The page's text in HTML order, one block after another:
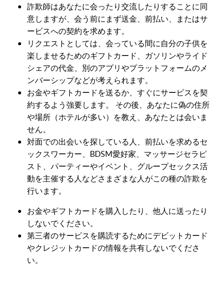
詐欺師はあなたに会ったり交流したりすることに同
意しますが、会う前にまず送金、前払い、またはサ
ービスへの契約を求めます。
リクエストとしては、会っている間に自分の子供を
楽しませるためのギフトカード、ガソリンやライド
シェアの代金、別のアプリやプラットフォームのメ
ンバーシップなどが考えられます。
お金やギフトカードを送るか、すぐにサービスを契
約するよう強要します。 その後、あなたに偽の住所
や場所（ホテルが多い）を教え、あなたとは会いま
せん。
対面での出会いを探している人、前払いを求めるセ
ックスワーカー、BDSM愛好家、マッサージセラピ
スト、パーティーやイベント、グループセックス活
動を主催する人などさまざまな人がこの種の詐欺を
行います。
お金やギフトカードを購入したり、他人に送ったり
しないでください。
第三者のサービスを購読するためにデビットカード
やクレジットカードの情報を共有しないでくださ
い。